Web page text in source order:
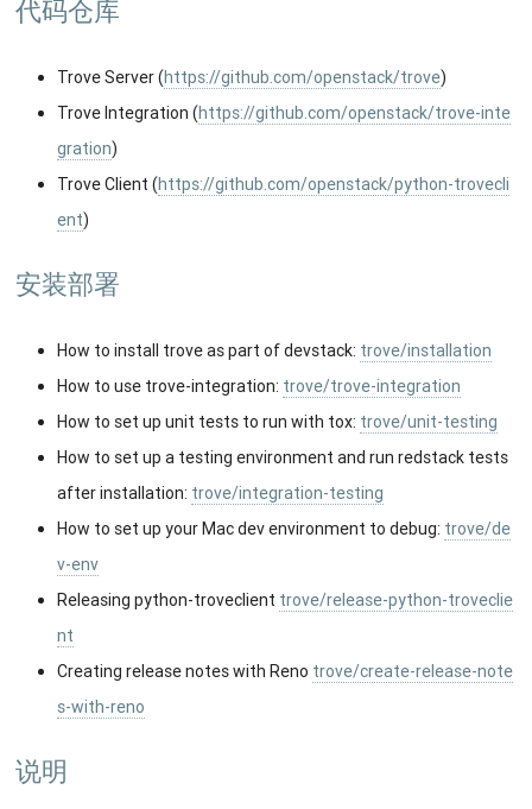
代码仓库
Trove Server (https://github.com/openstack/trove)
Trove Integration (https://github.com/openstack/trove-inte
gration)
Trove Client (https://github.com/openstack/python-trovecli
ent)
安装部署
How to install trove as part of devstack: trove/installation
How to use trove-integration: trove/trove-integration
How to set up unit tests to run with tox: trove/unit-testing
How to set up a testing environment and run redstack tests
after installation: trove/integration-testing
How to set up your Mac dev environment to debug: trove/de
v-env
Releasing python-troveclient trove/release-python-troveclie
nt
Creating release notes with Reno trove/create-release-note
s-with-reno
说明